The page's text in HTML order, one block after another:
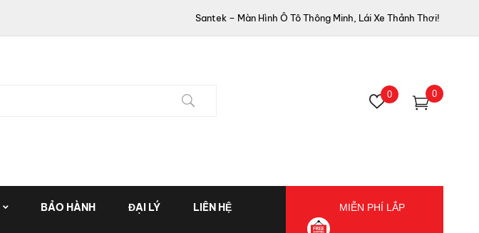
Santek – Màn Hình Ô Tô Thông Minh, Lái Xe Thảnh Thơi!
0 0
BẢO HÀNH ĐẠI LÝ LIÊN HỆ MIỄN PHÍ LẮP